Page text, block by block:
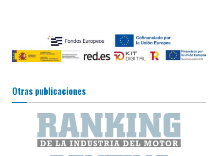
Otras publicaciones